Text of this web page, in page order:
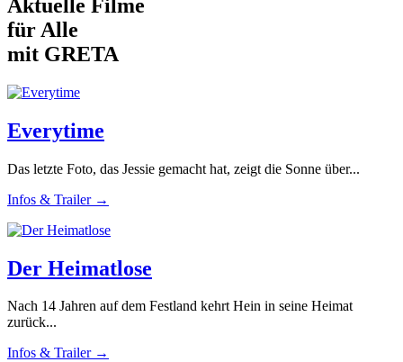
Aktuelle Filme
für Alle
mit GRETA
Everytime
Das letzte Foto, das Jessie gemacht hat, zeigt die Sonne über...
Infos & Trailer →
Der Heimatlose
Nach 14 Jahren auf dem Festland kehrt Hein in seine Heimat
zurück...
Infos & Trailer →